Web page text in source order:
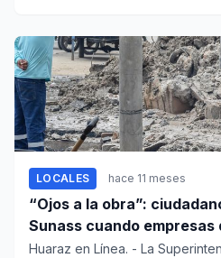
LOCALES hace 11 meses
“Ojos a la obra”:
Sunass cuando empresas
pistas sin reparar
Huaraz en Línea. - La